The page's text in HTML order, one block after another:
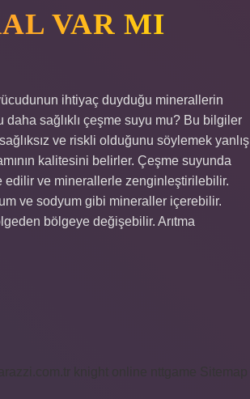
VAR MI
ihtiyaç duyduğu minerallerin
sağlıklı çeşme suyu mu? Bu bilgiler
ve riskli olduğunu söylemek yanlış
kalitesini belirler. Çeşme suyunda
edilir ve minerallerle zenginleştirilebilir.
ve sodyum gibi mineraller içerebilir.
bölgeye değişebilir. Arıtma